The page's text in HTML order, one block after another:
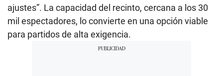
ajustes”. La capacidad del recinto, cercana a los 30
mil espectadores, lo convierte en una opción viable
para partidos de alta exigencia.